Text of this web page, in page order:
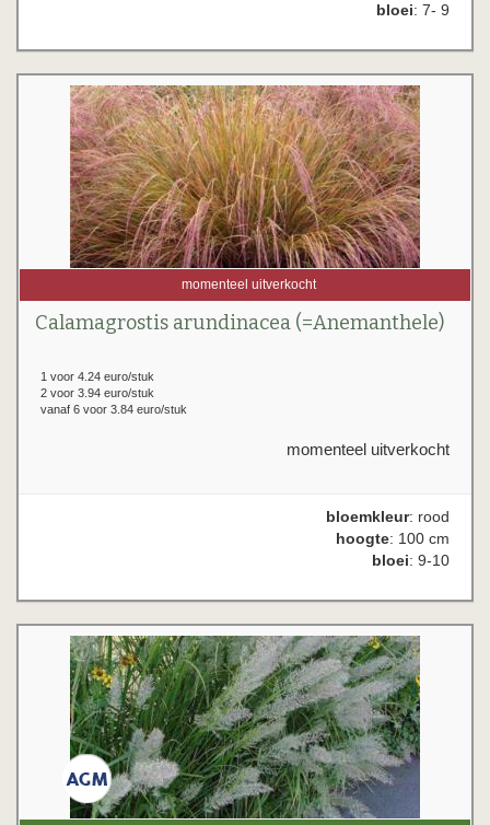
bloei: 7- 9
momenteel uitverkocht
Calamagrostis arundinacea (=Anemanthele)
1 voor 4.24 euro/stuk
2 voor 3.94 euro/stuk
vanaf 6 voor 3.84 euro/stuk
momenteel uitverkocht
bloemkleur: rood
hoogte: 100 cm
bloei: 9-10